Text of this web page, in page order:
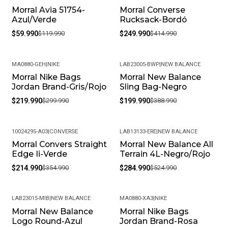
Asa de mano
Correas de Hombros ajustables acolchadas
Logo Avia Bordado
Composición 100% Poliéster
MÁS DETALLES:
Meses de garantía: 1
Garantía: Por defectos de fábrica
Género: Unisex
-50%
Morral Avia 51754-
Azul/Verde
$59.990$119.990
-40%
Morral Converse
Rucksack-Bordó
$249.990$414.990
-27%
MA0880-GEH|NIKE
Morral Nike Bags
Jordan Brand-Gris/Rojo
$219.990$299.990
-49%
LAB23005-BWP|NEW BALANCE
Morral New Balance
Sling Bag-Negro
$199.990$388.990
-39%
10024295-A03|CONVERSE
Morral Convers Straight
Edge Ii-Verde
$214.990$354.990
-46%
LAB13133-ERE|NEW BALANCE
Morral New Balance All
Terrain 4L-Negro/Rojo
$284.990$524.990
-45%
LAB23015-MIB NEW BALANCE
Morral New Balance
Logo Round-Azul
-27%
MA0880-XA3 NIKE
Morral Nike Bags
Jordan Brand-Rosa